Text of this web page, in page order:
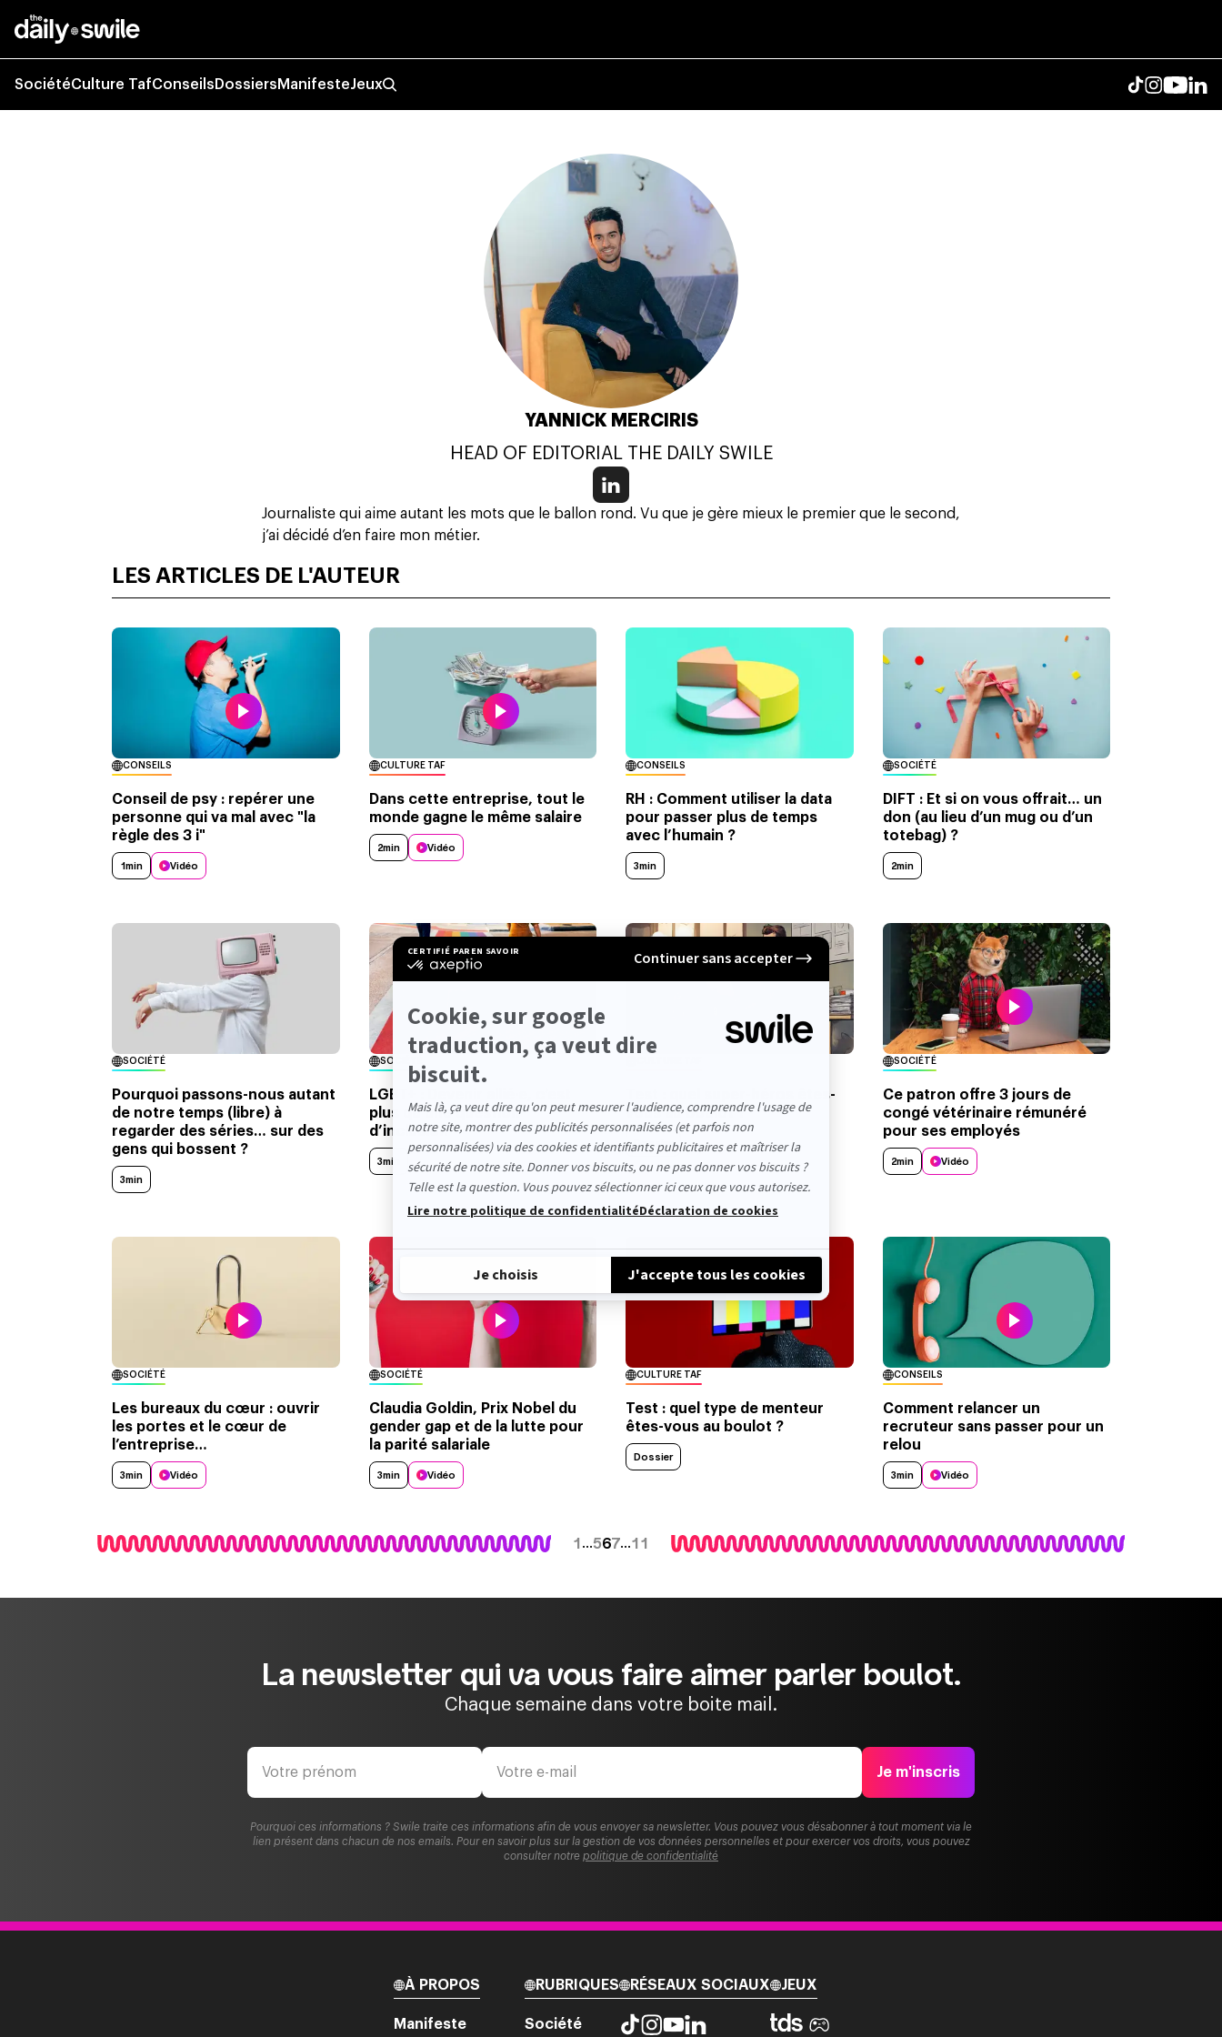
SociétéCulture TafConseils Dossiers ManifesteJeux
YANNICK MERCIRIS
HEAD OF EDITORIAL THE DAILY SWILE
Journaliste qui aime autant les mots que le ballon rond. Vu que je gère mieux le premier que le second,
j’ai décidé d’en faire mon métier.
LES ARTICLES DE L'AUTEUR
CONSEILS
Conseil de psy : repérer une
personne qui va mal avec "la
règle des 3 i"
1min Vidéo
CULTURE TAF
Dans cette entreprise, tout le
monde gagne le même salaire
2min Vidéo
CONSEILS
RH : Comment utiliser la data
pour passer plus de temps
avec l’humain ?
3min
SOCIÉTÉ
DIFT : Et si on vous offrait… un
don (au lieu d’un mug ou d’un
totebag) ?
2min
SOCIÉTÉ
Pourquoi passons-nous autant
de notre temps (libre) à
regarder des séries… sur des
gens qui bossent ?
3min
SOCIÉTÉ
LGBT+ : Devenir allié·e, c’est
plus qu’une question
d’inclusion
3min
Test : quel super-héros êtes-
vous au boulot ?
Dossier
SOCIÉTÉ
Ce patron offre 3 jours de
congé vétérinaire rémunéré
pour ses employés
2min Vidéo
SOCIÉTÉ
Les bureaux du cœur : ouvrir
les portes et le cœur de
l’entreprise…
3min Vidéo
SOCIÉTÉ
Claudia Goldin, Prix Nobel du
gender gap et de la lutte pour
la parité salariale
3min Vidéo
CULTURE TAF
Test : quel type de menteur
êtes-vous au boulot ?
Dossier
CONSEILS
Comment relancer un
recruteur sans passer pour un
relou
3min Vidéo
1…567…11
La newsletter qui va vous faire aimer parler boulot.
Chaque semaine dans votre boite mail.
Je m'inscris
Pourquoi ces informations ? Swile traite ces informations afin de vous envoyer sa newsletter. Vous pouvez vous désabonner à tout moment via le
lien présent dans chacun de nos emails. Pour en savoir plus sur la gestion de vos données personnelles et pour exercer vos droits, vous pouvez
consulter notre politique de confidentialité
À PROPOS
Manifeste
RUBRIQUES
Société
RÉSEAUX SOCIAUX JEUX